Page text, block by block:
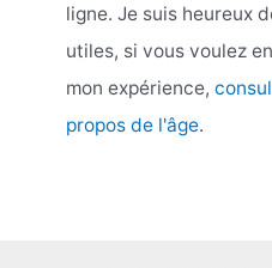
ligne. Je suis heureux
utiles, si vous voulez
mon expérience,
propos de l'âge.